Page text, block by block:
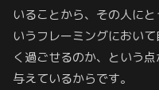
いることから、その人に
いうフレーミングにおい
く過ごせるのか、という
与えているからです。